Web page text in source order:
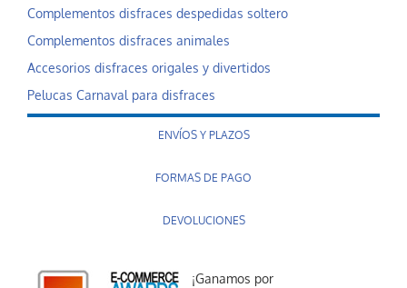
Complementos disfraces despedidas soltero
Complementos disfraces animales
Accesorios disfraces origales y divertidos
Pelucas Carnaval para disfraces
ENVÍOS Y PLAZOS
FORMAS DE PAGO
DEVOLUCIONES
¡Ganamos por